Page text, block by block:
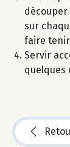
sur
faire
Servir
quelques